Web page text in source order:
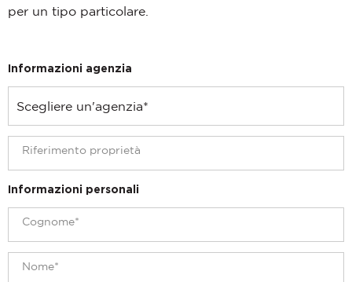
per un tipo particolare.
Informazioni agenzia
Informazioni personali